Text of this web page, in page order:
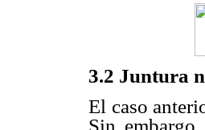
3.2 Juntura
El caso
Sin